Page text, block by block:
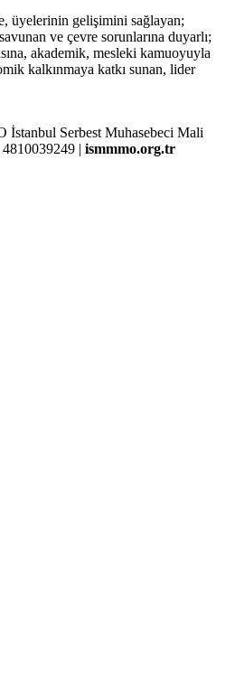
üyelerinin gelişimini sağlayan;
ve çevre sorunlarına duyarlı;
akademik, mesleki kamuoyuyla
kalkınmaya katkı sunan, lider
Serbest Muhasebeci Mali
| ismmmo.org.tr